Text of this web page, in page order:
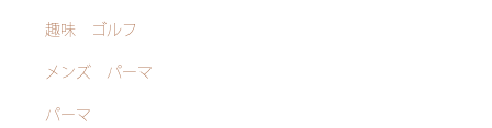
趣味 ゴルフ
メンズ パーマ
パーマ